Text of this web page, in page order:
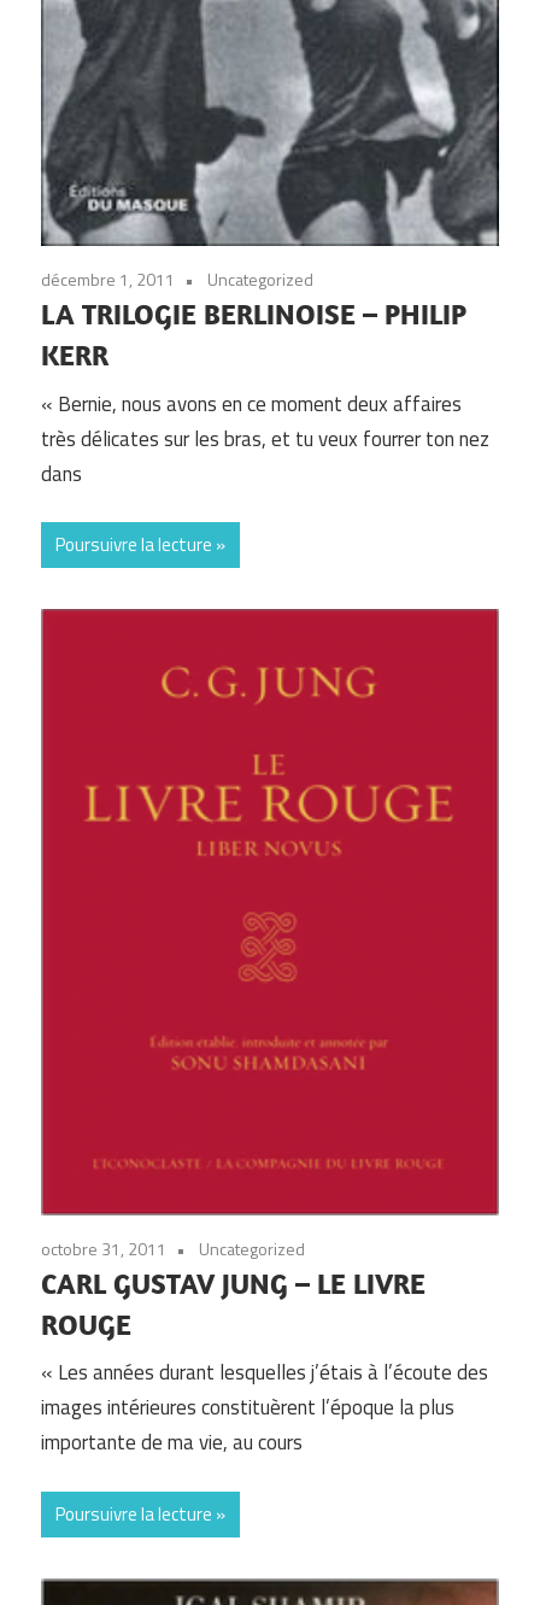
décembre 1, 2011 Uncategorized
LA TRILOGIE BERLINOISE – PHILIP
KERR
« Bernie, nous avons en ce moment deux affaires
très délicates sur les bras, et tu veux fourrer ton nez
dans
Poursuivre la lecture
octobre 31, 2011 Uncategorized
CARL GUSTAV JUNG – LE LIVRE
ROUGE
« Les années durant lesquelles j’étais à l’écoute des
images intérieures constituèrent l’époque la plus
importante de ma vie, au cours
Poursuivre la lecture